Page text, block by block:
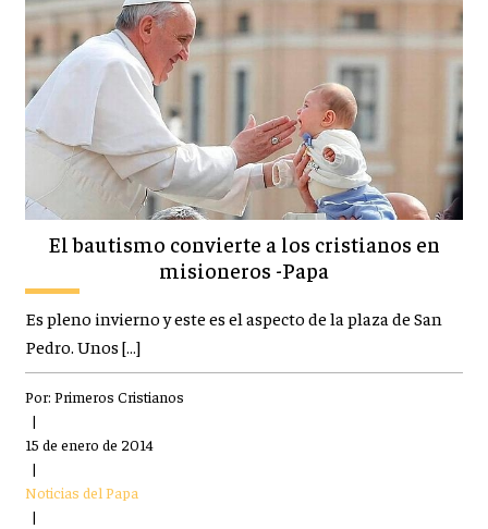
El bautismo convierte a los cristianos en
misioneros -Papa
Es pleno invierno y este es el aspecto de la plaza de San
Pedro. Unos […]
Por: Primeros Cristianos
|
15 de enero de 2014
|
Noticias del Papa
|